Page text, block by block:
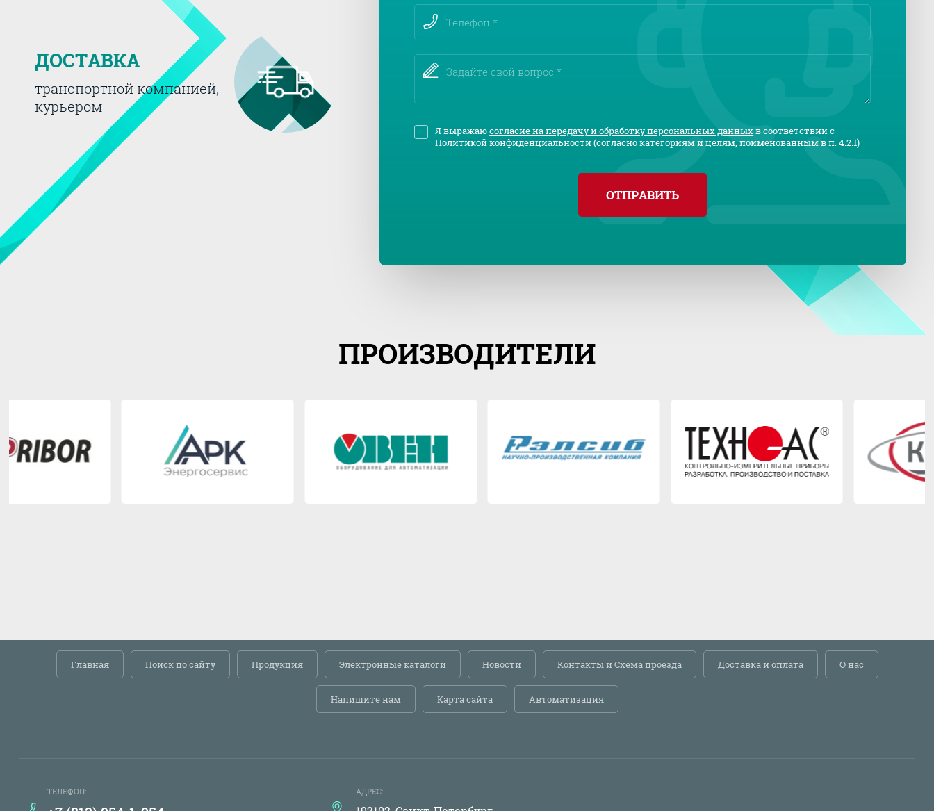
Я выражаюсогласие на передачу и обработку персональных данныхв соответствии с
Политикой конфиденциальности(согласно категориям и целям, поименованным в п. 4.2.1)
ОТПРАВИТЬ
ДОСТАВКА
транспортной компанией,
курьером
ПРОИЗВОДИТЕЛИ
Главная Поиск по сайту Продукция Электронные каталоги Новости Контакты и Схема проезда Доставка и оплата О нас
Напишите нам Карта сайта Автоматизация
ТЕЛЕФОН: АДРЕС: